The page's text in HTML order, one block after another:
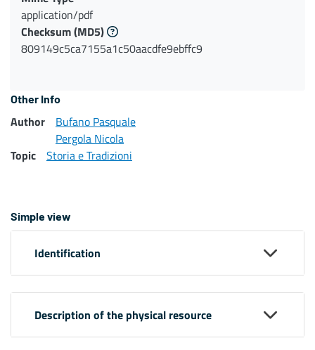
application/pdf
Checksum(MD5)
809149c5ca7155a1c50aacdfe9ebffc9
Other Info
Author
Bufano Pasquale
Pergola Nicola
Topic
Storia e Tradizioni
Simple view
Identification
Description of the physical resource